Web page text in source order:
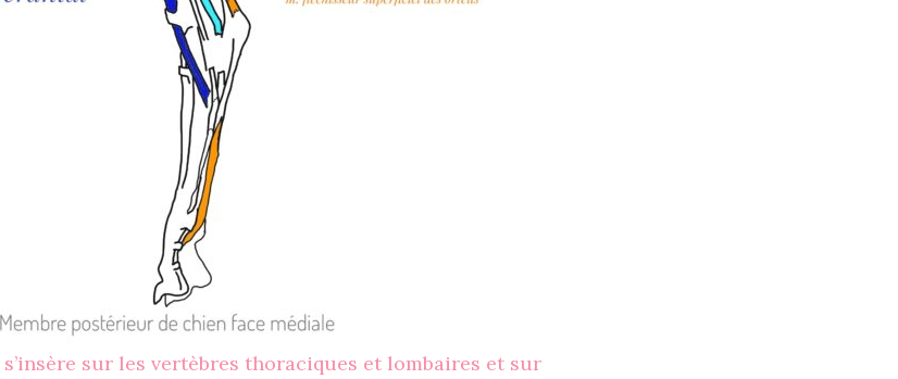
s’insère sur les vertèbres thoraciques et lombaires et sur